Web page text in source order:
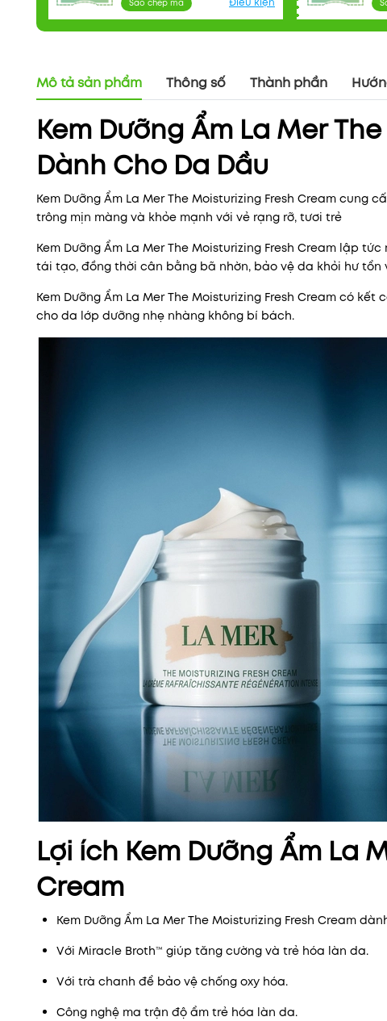
Sao chép mã
Mô tả sản phẩm Thông số Thành phần
Kem Dưỡng Ẩm La Mer
Dành Cho Da Dầu
Kem Dưỡng Ẩm La Mer The Moisturizing Fresh Cream
trông mịn màng và khỏe mạnh với vẻ rạng rỡ, tươi trẻ
Kem Dưỡng Ẩm La Mer The Moisturizing Fresh Cream lập
tái tạo, đồng thời cân bằng bã nhờn, bảo vệ da khỏi hư
Kem Dưỡng Ẩm La Mer The Moisturizing Fresh Cream có
cho da lớp dưỡng nhẹ nhàng không bí bách.
Lợi ích Kem Dưỡng Ẩm La
Cream
Kem Dưỡng Ẩm La Mer The Moisturizing Fresh Cream
Với Miracle Broth™ giúp tăng cường và trẻ hóa làn da.
Với trà chanh để bảo vệ chống oxy hóa.
Công nghệ ma trận độ ẩm trẻ hóa làn da.